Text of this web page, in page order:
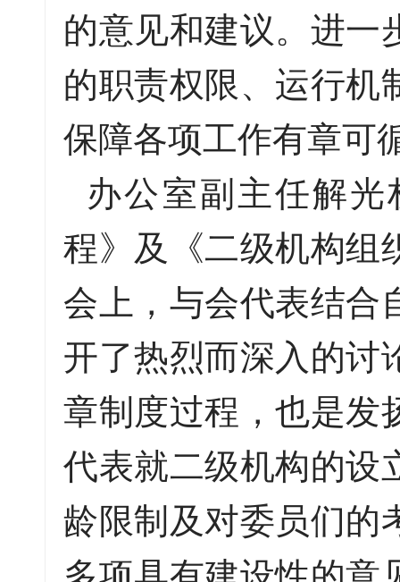
的意见和建议。进一
的职责权限、运行机
保障各项工作有章可
办公室副主任解光
程》及《二级机构组
会上，与会代表结合
开了热烈而深入的讨
章制度过程，也是发
代表就二级机构的设
龄限制及对委员们的